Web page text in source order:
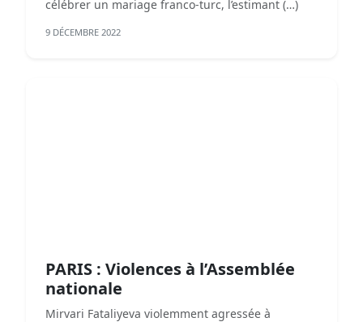
célébrer un mariage franco-turc, l’estimant (…)
9 DÉCEMBRE 2022
PARIS : Violences à l’Assemblée
nationale
Mirvari Fataliyeva violemment agressée à